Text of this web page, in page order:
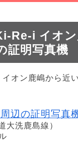
Re-i イオ
証明写真機
オン鹿嶋から近
辺の証明写真
大洗鹿島線）